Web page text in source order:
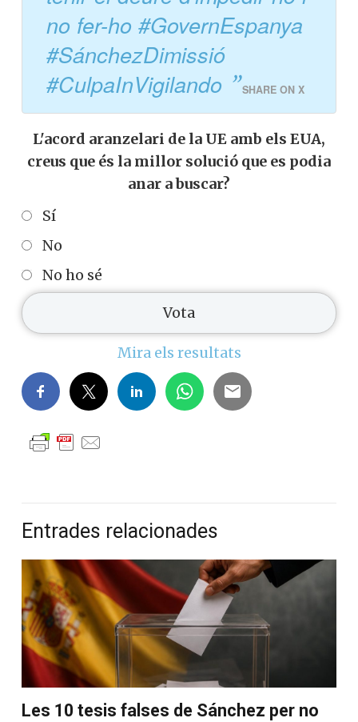
no fer-ho #GovernEspanya
#SánchezDimissió
#CulpaInVigilando
SHARE ON X
L'acord aranzelari de la UE amb els EUA,
creus que és la millor solució que es podia
anar a buscar?
Sí
No
No ho sé
Mira els resultats
Entrades relacionades
Les 10 tesis falses de Sánchez per no